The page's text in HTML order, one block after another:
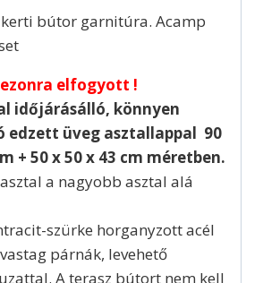
bútor garnitúra. Acamp
elfogyott !
időjárásálló, könnyen
üveg asztallappal 90
+ 50 x 50 x 43 cm méretben.
a nagyobb asztal alá
szürke horganyzott acél
párnák, levehető
A terasz bútort nem kell